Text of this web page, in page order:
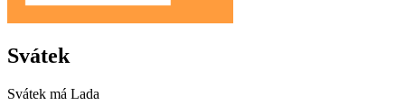
Svátek
Svátek má Lada